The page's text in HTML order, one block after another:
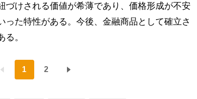
づけされる価値が希薄であり、価格形成が不安
った特性がある。今後、金融商品として確立さ
。
1 2